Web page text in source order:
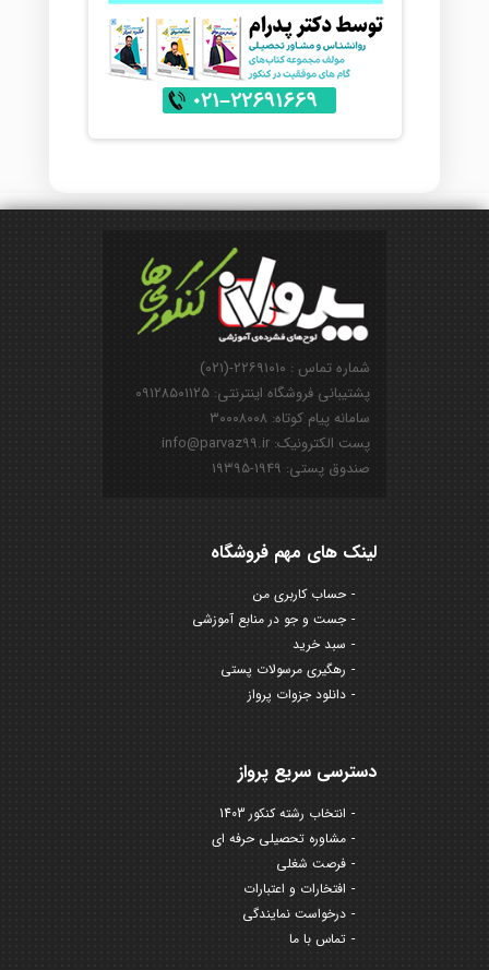
شماره تماس : ۲۲۶۹۱۰۱۰-(۰۲۱)
پشتیبانی فروشگاه اینترنتی: ۰۹۱۲۸۵۰۱۱۲۵
سامانه پیام کوتاه: ۳۰۰۰۸۰۰۸
پست الکترونیک: info@parvaz99.ir
صندوق پستی: ۱۹۴۹-۱۹۳۹۵
لینک های مهم فروشگاه
حساب کاربری من
جست و جو در منابع آموزشی
سبد خرید
رهگیری مرسولات پستی
دانلود جزوات پرواز
دسترسی سریع پرواز
انتخاب رشته کنکور 1403
مشاوره تحصیلی حرفه ای
فرصت شغلی
افتخارات و اعتبارات
درخواست نمایندگی
تماس با ما